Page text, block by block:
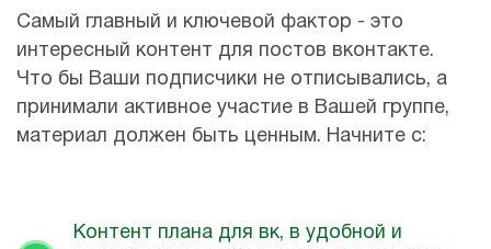
Самый главный и ключевой фактор - это
интересный контент для постов вконтакте.
Что бы Ваши подписчики не отписывались, а
принимали активное участие в Вашей группе,
материал должен быть ценным. Начните с:
Контент плана для вк, в удобной и